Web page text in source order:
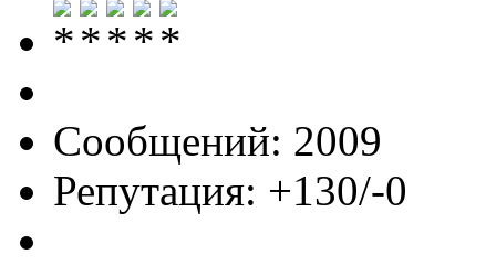
Сообщений: 2009
Репутация: +130/-0